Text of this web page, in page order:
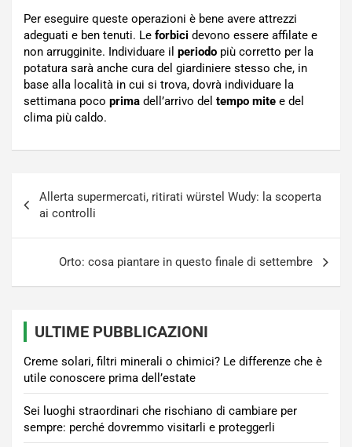
Per eseguire queste operazioni è bene avere attrezzi
adeguati e ben tenuti. Le forbici devono essere affilate e
non arrugginite. Individuare il periodo più corretto per la
potatura sarà anche cura del giardiniere stesso che, in
base alla località in cui si trova, dovrà individuare la
settimana poco prima dell’arrivo del tempo mite e del
clima più caldo.
articoli
Allerta supermercati, ritirati würstel Wudy: la scoperta
ai controlli
Orto: cosa piantare in questo finale di settembre
ULTIME PUBBLICAZIONI
Creme solari, filtri minerali o chimici? Le differenze che è
utile conoscere prima dell’estate
Sei luoghi straordinari che rischiano di cambiare per
sempre: perché dovremmo visitarli e proteggerli